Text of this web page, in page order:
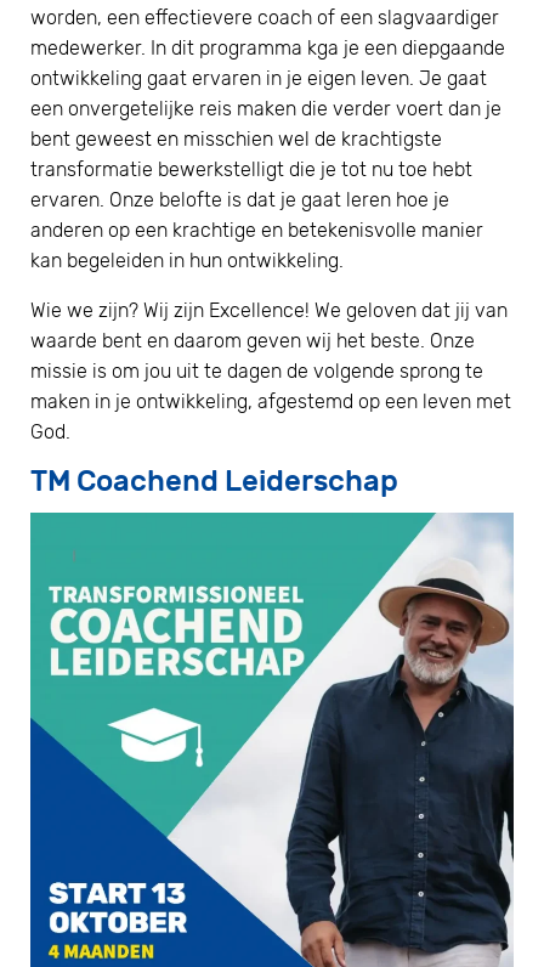
worden, een effectievere coach of een slagvaardiger
medewerker. In dit programma kga je een diepgaande
ontwikkeling gaat ervaren in je eigen leven. Je gaat
een onvergetelijke reis maken die verder voert dan je
bent geweest en misschien wel de krachtigste
transformatie bewerkstelligt die je tot nu toe hebt
ervaren. Onze belofte is dat je gaat leren hoe je
anderen op een krachtige en betekenisvolle manier
kan begeleiden in hun ontwikkeling.
Wie we zijn? Wij zijn Excellence! We geloven dat jij van
waarde bent en daarom geven wij het beste. Onze
missie is om jou uit te dagen de volgende sprong te
maken in je ontwikkeling, afgestemd op een leven met
God.
TM Coachend Leiderschap